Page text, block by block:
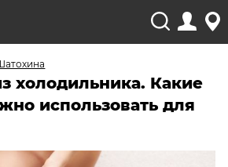
холодильника. Какие
использовать для